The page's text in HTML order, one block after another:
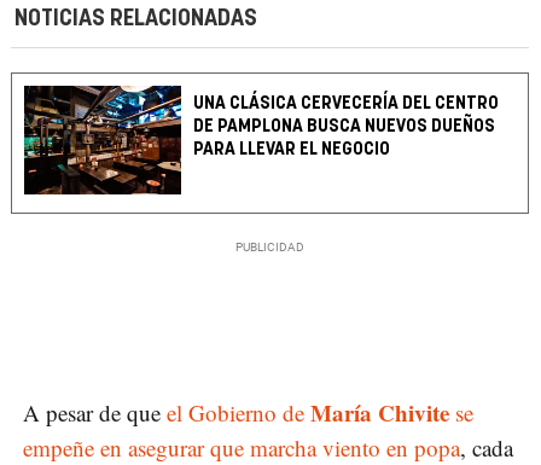
NOTICIAS RELACIONADAS
UNA CLÁSICA CERVECERÍA DEL CENTRO
DE PAMPLONA BUSCA NUEVOS DUEÑOS
PARA LLEVAR EL NEGOCIO
A pesar de que el Gobierno de María Chivite se
empeñe en asegurar que marcha viento en popa, cada